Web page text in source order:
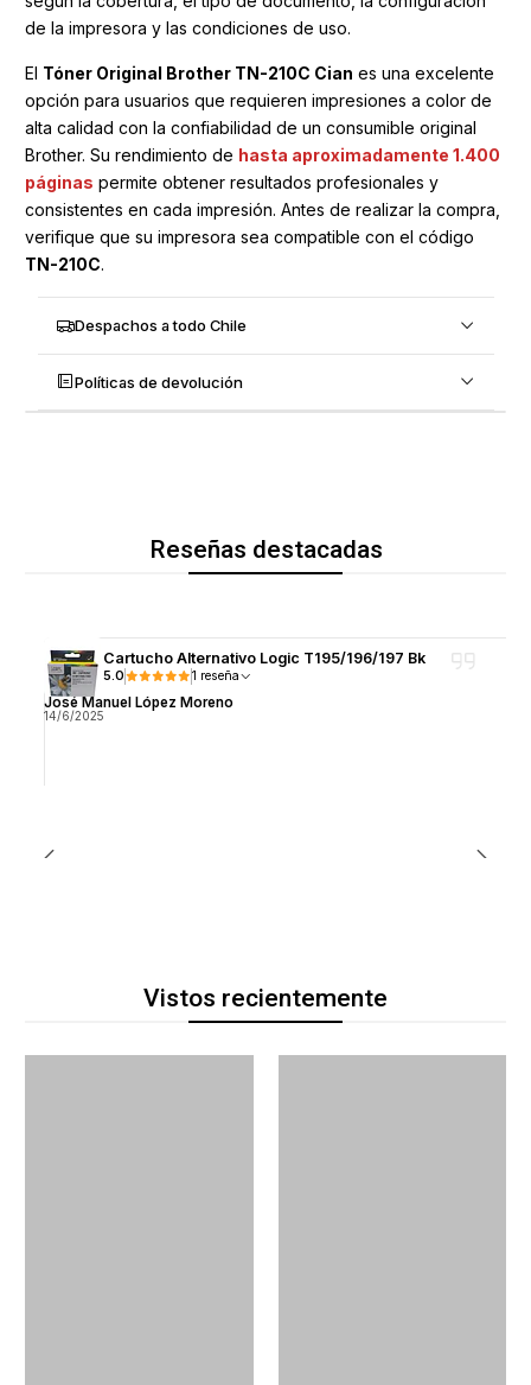
de la impresora y las condiciones de uso.
El Tóner Original Brother TN-210C Cian es una excelente
opción para usuarios que requieren impresiones a color de
alta calidad con la confiabilidad de un consumible original
Brother. Su rendimiento de hasta aproximadamente 1.400
páginas permite obtener resultados profesionales y
consistentes en cada impresión. Antes de realizar la compra,
verifique que su impresora sea compatible con el código
TN-210C.
Despachos a todo Chile
Políticas de devolución
Reseñas destacadas
Cartucho Alternativo Logic T195/196/197 Bk
5.0 1 reseña
José Manuel López Moreno
14/6/2025
Vistos recientemente